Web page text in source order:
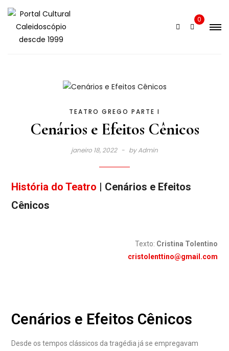
0
TEATRO GREGO PARTE I
Cenários e Efeitos Cênicos
janeiro 18, 2022 byAdmin
História do Teatro | Cenários e Efeitos
Cênicos
Texto: Cristina Tolentino
cristolenttino@gmail.com
Cenários e Efeitos Cênicos
Desde os tempos clássicos da tragédia já se empregavam